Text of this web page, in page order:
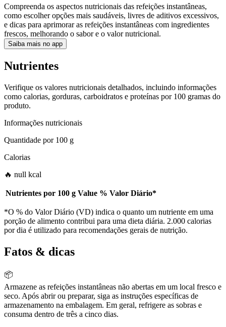
Compreenda os aspectos nutricionais das refeições instantâneas,
como escolher opções mais saudáveis, livres de aditivos excessivos,
e dicas para aprimorar as refeições instantâneas com ingredientes
frescos, melhorando o sabor e o valor nutricional.
Saiba mais no app
Nutrientes
Verifique os valores nutricionais detalhados, incluindo informações
como calorias, gorduras, carboidratos e proteínas por 100 gramas do
produto.
Informações nutricionais
Quantidade por100 g
Calorias
🔥 null kcal
Nutrientes por 100 g Value % Valor Diário*
*O % do Valor Diário (VD) indica o quanto um nutriente em uma
porção de alimento contribui para uma dieta diária. 2.000 calorias
por dia é utilizado para recomendações gerais de nutrição.
Fatos & dicas
📦
Armazene as refeições instantâneas não abertas em um local fresco e
seco. Após abrir ou preparar, siga as instruções específicas de
armazenamento na embalagem. Em geral, refrigere as sobras e
consuma dentro de três a cinco dias.